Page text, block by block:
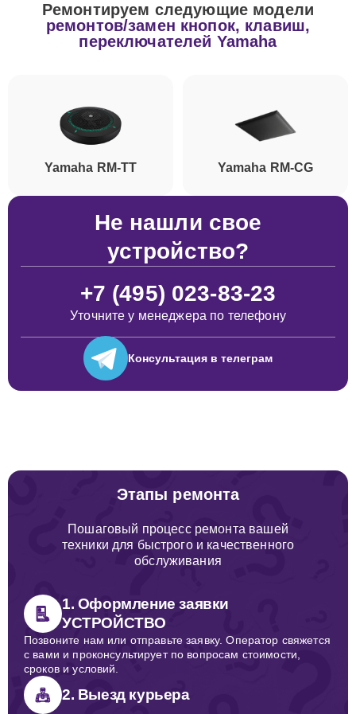
Ремонтируем следующие модели
ремонтов/замен кнопок, клавиш,
переключателей Yamaha
Yamaha RM-TT Yamaha RM-CG
Не нашли свое
устройство?
+7 (495) 023-83-23
Уточните у менеджера по телефону
Консультация в телеграм
Этапы ремонта
Пошаговый процесс ремонта вашей
техники для быстрого и качественного
обслуживания
1. Оформление заявки
УСТРОЙСТВО
Позвоните нам или отправьте заявку. Оператор свяжется
с вами и проконсультирует по вопросам стоимости,
сроков и условий.
2. Выезд курьера